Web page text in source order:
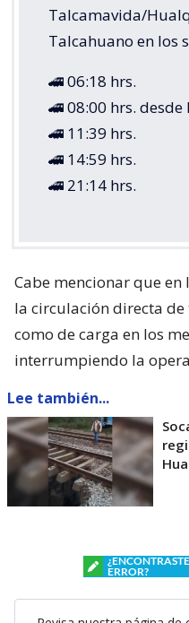
Talcamavida/
Talcahuano en los
🚄 06:18 hrs.
🚄 08:00 hrs.
🚄 11:39 hrs.
🚄 14:59 hrs.
🚄 21:14 hrs.
Cabe mencionar que en
la circulación directa
como de carga en los
interrumpiendo la
Lee también...
ERROR?